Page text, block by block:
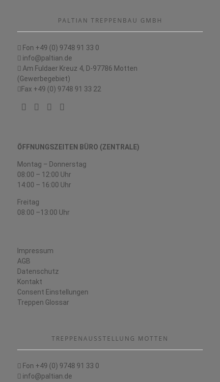
PALTIAN TREPPENBAU GMBH
Fon +49 (0) 9748 91 33 0
info@paltian.de
Am Fuldaer Kreuz 4, D-97786 Motten
(Gewerbegebiet)
Fax +49 (0) 9748 91 33 22
ÖFFNUNGSZEITEN BÜRO (ZENTRALE)
Montag – Donnerstag
08:00 – 12:00 Uhr
14:00 – 16:00 Uhr
Freitag
08:00 –13:00 Uhr
Impressum
AGB
Datenschutz
Kontakt
Consent Einstellungen
Treppen Glossar
TREPPENAUSSTELLUNG MOTTEN
Fon +49 (0) 9748 91 33 0
info@paltian.de